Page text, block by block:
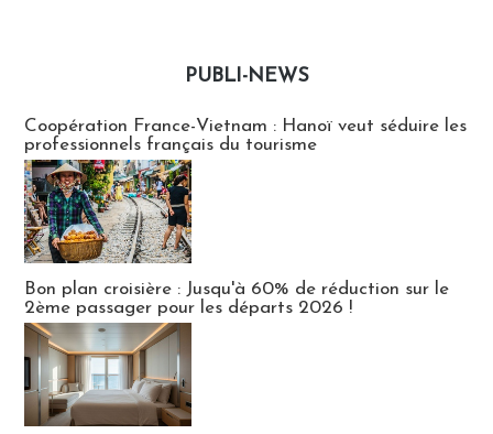
PUBLI-NEWS
Coopération France-Vietnam : Hanoï veut séduire les
professionnels français du tourisme
Bon plan croisière : Jusqu'à 60% de réduction sur le
2ème passager pour les départs 2026 !